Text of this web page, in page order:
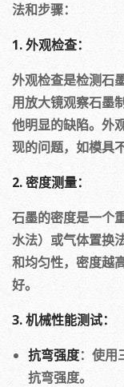
法和步骤：
1. 外观检查：
外观检查是检测石
用放大镜观察石墨
他明显的缺陷。外
现的问题，如模具
2. 密度测量：
石墨的密度是一个
水法）或气体置换
和均匀性，密度越
好。
3. 机械性能测试：
抗弯强度：使用
抗弯强度。